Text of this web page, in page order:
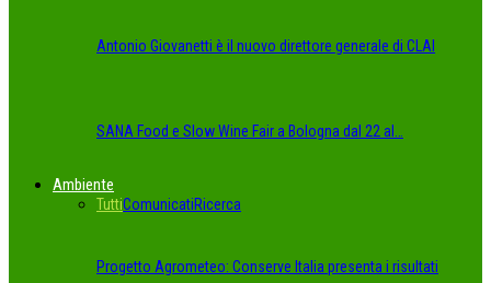
Antonio Giovanetti è il nuovo direttore generale di CLAI
SANA Food e Slow Wine Fair a Bologna dal 22 al…
Ambiente
TuttiComunicatiRicerca
Progetto Agrometeo: Conserve Italia presenta i risultati